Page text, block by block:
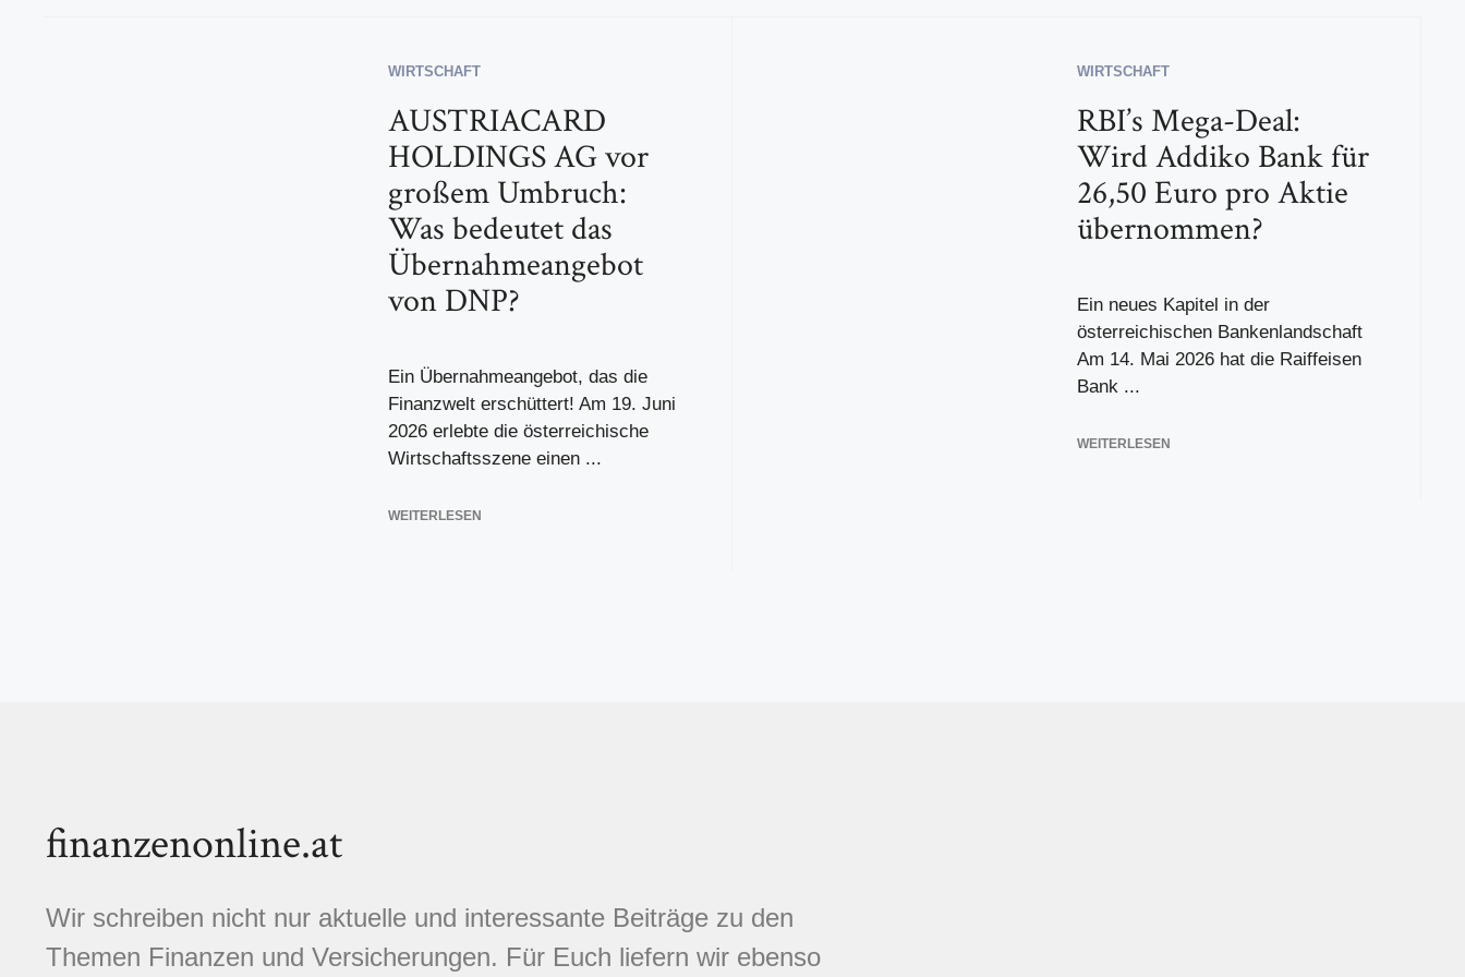
WIRTSCHAFT
AUSTRIACARD
HOLDINGS AG vor
großem Umbruch:
Was bedeutet das
Übernahmeangebot
von DNP?
Ein Übernahmeangebot, das die
Finanzwelt erschüttert! Am 19. Juni
2026 erlebte die österreichische
Wirtschaftsszene einen ...
WEITERLESEN
WIRTSCHAFT
RBI’s Mega-Deal:
Wird Addiko Bank für
26,50 Euro pro Aktie
übernommen?
Ein neues Kapitel in der
österreichischen Bankenlandschaft
Am 14. Mai 2026 hat die Raiffeisen
Bank ...
WEITERLESEN
finanzenonline.at
Wir schreiben nicht nur aktuelle und interessante Beiträge zu den
Themen Finanzen und Versicherungen. Für Euch liefern wir ebenso